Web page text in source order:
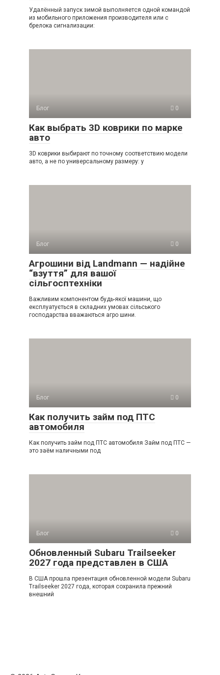
Удалённый запуск зимой выполняется одной командой
из мобильного приложения производителя или с
брелока сигнализации:
Блог 0
Как выбрать 3D коврики по марке
авто
3D коврики выбирают по точному соответствию модели
авто, а не по универсальному размеру: у
Блог 0
Агрошини від Landmann — надійне
“взуття” для вашої
сільгосптехніки
Важливим компонентом будь-якої машини, що
експлуатується в складних умовах сільського
господарства вважаються агро шини.
Блог 0
Как получить займ под ПТС
автомобиля
Как получить займ под ПТС автомобиля Займ под ПТС —
это заём наличными под
Блог 0
Обновленный Subaru Trailseeker
2027 года представлен в США
В США прошла презентация обновленной модели Subaru
Trailseeker 2027 года, которая сохранила прежний
внешний